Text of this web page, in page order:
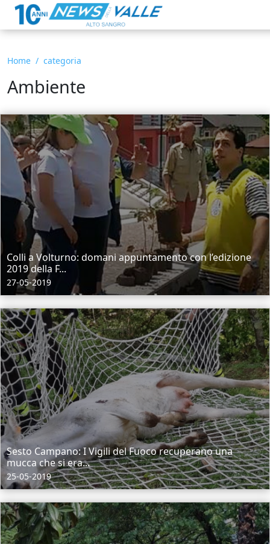
Home categoria
Ambiente
Colli a Volturno: domani appuntamento con l’edizione
2019 della F...
27-05-2019
Sesto Campano: I Vigili del Fuoco recuperano una
mucca che si era...
25-05-2019